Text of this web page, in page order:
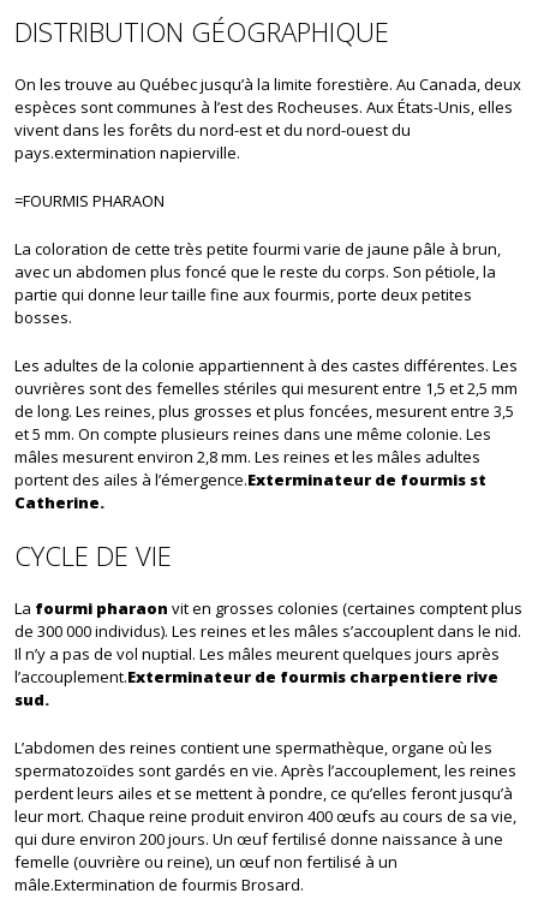
DISTRIBUTION GÉOGRAPHIQUE
On les trouve au Québec jusqu’à la limite forestière. Au Canada, deux
espèces sont communes à l’est des Rocheuses. Aux États-Unis, elles
vivent dans les forêts du nord-est et du nord-ouest du
pays.extermination napierville.
=FOURMIS PHARAON
La coloration de cette très petite fourmi varie de jaune pâle à brun,
avec un abdomen plus foncé que le reste du corps. Son pétiole, la
partie qui donne leur taille fine aux fourmis, porte deux petites
bosses.
Les adultes de la colonie appartiennent à des castes différentes. Les
ouvrières sont des femelles stériles qui mesurent entre 1,5 et 2,5 mm
de long. Les reines, plus grosses et plus foncées, mesurent entre 3,5
et 5 mm. On compte plusieurs reines dans une même colonie. Les
mâles mesurent environ 2,8 mm. Les reines et les mâles adultes
portent des ailes à l’émergence.Exterminateur de fourmis st
Catherine.
CYCLE DE VIE
La fourmi pharaon vit en grosses colonies (certaines comptent plus
de 300 000 individus). Les reines et les mâles s’accouplent dans le nid.
Il n’y a pas de vol nuptial. Les mâles meurent quelques jours après
l’accouplement.Exterminateur de fourmis charpentiere rive
sud.
L’abdomen des reines contient une spermathèque, organe où les
spermatozoïdes sont gardés en vie. Après l’accouplement, les reines
perdent leurs ailes et se mettent à pondre, ce qu’elles feront jusqu’à
leur mort. Chaque reine produit environ 400 œufs au cours de sa vie,
qui dure environ 200 jours. Un œuf fertilisé donne naissance à une
femelle (ouvrière ou reine), un œuf non fertilisé à un
mâle.Extermination de fourmis Brosard.